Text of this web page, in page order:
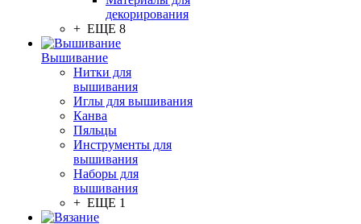
декорирования
+ ЕЩЕ 8
Вышивание
Нитки для
вышивания
Иглы для вышивания
Канва
Пяльцы
Инструменты для
вышивания
Наборы для
вышивания
+ ЕЩЕ 1